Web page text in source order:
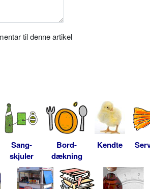
til denne artikel
Sang-
skjuler
Bord-
dækning
Kendte